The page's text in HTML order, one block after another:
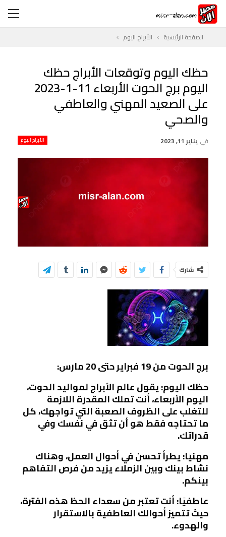
الصفحة الرئيسية الأبراج اليوم
حظك اليوم وتوقعات الأبراج حظك
اليوم برج الحوت الأربعاء 11-1-2023
على الصعيد المهني والعاطفي
والصحي
الأبراج اليوم في يناير 11, 2023
شارك
برج الحوت من 19 فبراير حتى 20 مارس:
حظك اليوم: يقول عالم الأبراج لمواليد الحوت،
اليوم الأربعاء، أنت تملك المقدرة اللازمة
للتغلب على الظروف الصعبة التي تواجهك، كل
ما تحتاجه فقط هو أن تثق في نفسك وفي
قدراتك.
مهنيًا: يطرأ تحسن في أحوال العمل، وهناك
نشاط بينك وبين الزملاء يزيد من فرص التفاهم
بينكم.
عاطفيًا: أنت تعتبر من سعداء الحظ هذه الفترة،
حيث تتميز أحوالك العاطفية بالاستقرار
والهدوء.